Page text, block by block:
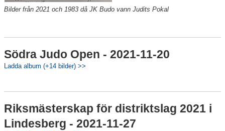
Bilder från 2021 och 1983 då JK Budo vann Judits Pokal
Södra Judo Open - 2021-11-20
Ladda album (+14 bilder) >>
Riksmästerskap för distriktslag 2021 i
Lindesberg - 2021-11-27